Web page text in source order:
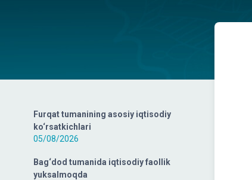
Furqat tumanining asosiy iqtisodiy
ko‘rsatkichlari
05/08/2026
Bag‘dod tumanida iqtisodiy faollik
yuksalmoqda